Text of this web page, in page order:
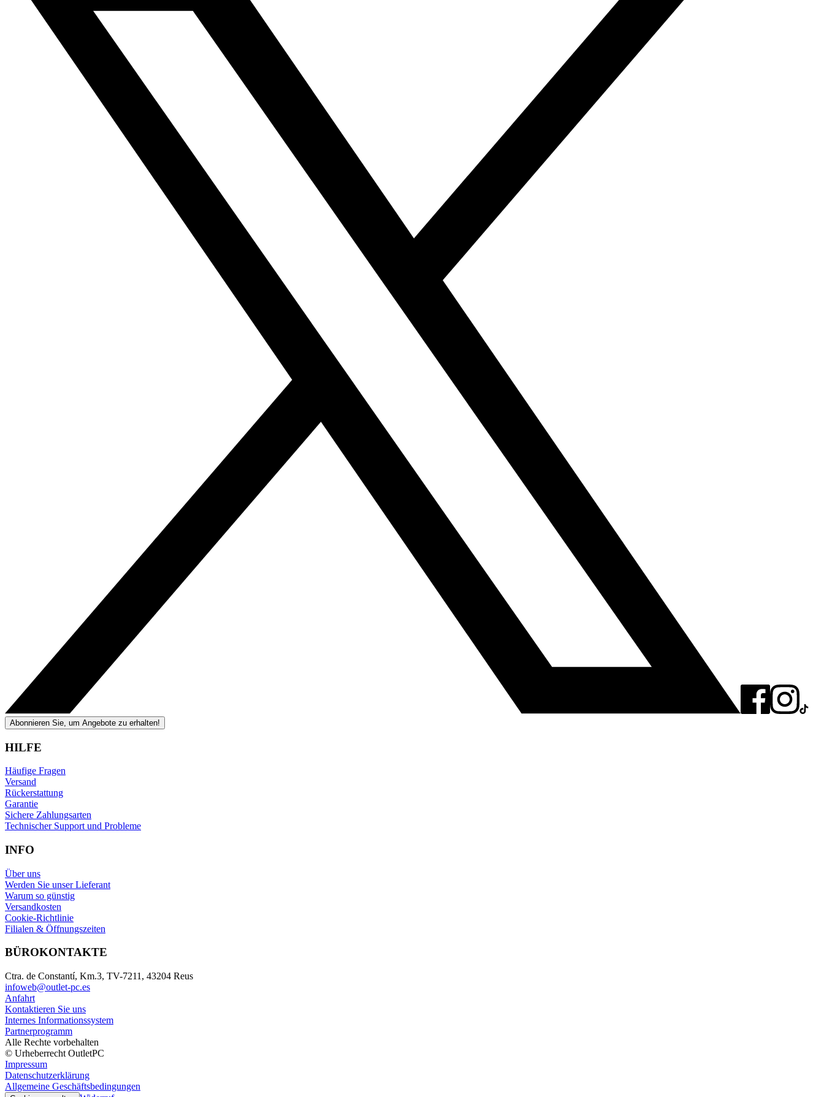
Abonnieren Sie, um Angebote zu erhalten!
HILFE
Häufige Fragen
Versand
Rückerstattung
Garantie
Sichere Zahlungsarten
Technischer Support und Probleme
INFO
Über uns
Werden Sie unser Lieferant
Warum so günstig
Versandkosten
Cookie-Richtlinie
Filialen & Öffnungszeiten
BÜROKONTAKTE
Ctra. de Constantí, Km.3, TV-7211, 43204 Reus
infoweb@outlet-pc.es
Anfahrt
Kontaktieren Sie uns
Internes Informationssystem
Partnerprogramm
Alle Rechte vorbehalten
© Urheberrecht OutletPC
Impressum
Datenschutzerklärung
Allgemeine Geschäftsbedingungen